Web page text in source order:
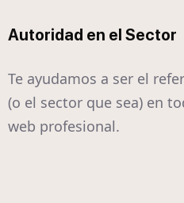
Autoridad en el Sector
Te ayudamos a ser el
(o el sector que sea) en
web profesional.